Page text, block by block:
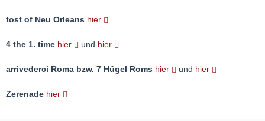
tost of Neu Orleans hier
4 the 1. time hier und hier
arrivederci Roma bzw. 7 Hügel Roms hier und hier
Zerenade hier